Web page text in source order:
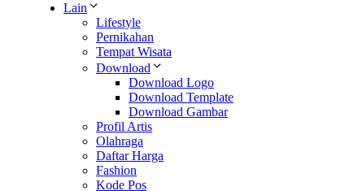
Lain
Lifestyle
Pernikahan
Tempat Wisata
Download
Download Logo
Download Template
Download Gambar
Profil Artis
Olahraga
Daftar Harga
Fashion
Kode Pos